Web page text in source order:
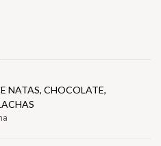
NATAS, CHOCOLATE,